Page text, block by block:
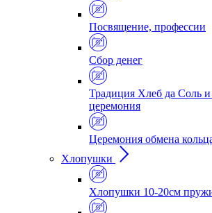
Посвящение, профессии
Сбор денег
Традиция Хлеб да Соль и
церемония
Церемония обмена
Хлопушки
Хлопушки 10-20см